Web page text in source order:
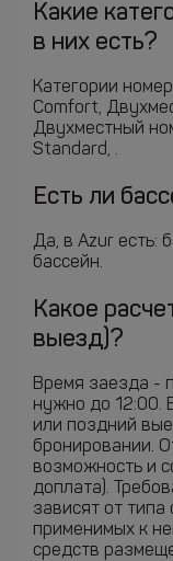
Какие
в них есть?
Категории
Comfort,
Двухместный
Standard, .
Есть ли
Да, в Azur есть:
бассейн.
Какое
выезд)?
Время заезда -
нужно до 12:00.
или поздний
бронировании.
возможность и
доплата).
зависят от
применимых к
средств